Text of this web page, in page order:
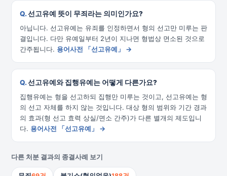
선고유예 뜻이 무죄라는 의미인가요?
아닙니다. 선고유예는 유죄를 인정하면서 형의 선고만 미루는 판
결입니다. 다만 유예일부터 2년이 지나면 형법상 면소된 것으로
간주됩니다. 용어사전 「선고유예」 →
선고유예와 집행유예는 어떻게 다른가요?
집행유예는 형을 선고하되 집행만 미루는 것이고, 선고유예는 형
의 선고 자체를 하지 않는 것입니다. 대상 형의 범위와 기간 경과
의 효과(형 선고 효력 상실/면소 간주)가 다른 별개의 제도입니
다. 용어사전 「선고유예」 →
다른 처분 결과의 종결사례 보기